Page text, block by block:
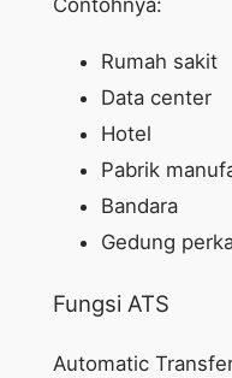
Contohnya:
Rumah sakit
Data center
Hotel
Pabrik
Bandara
Gedung
Fungsi ATS
Automatic